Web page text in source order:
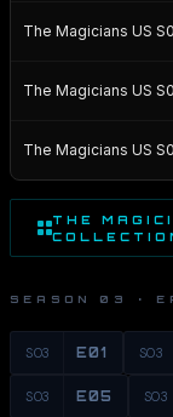
The Magicians US
THE
SEASON 03 ·
S03 E01 S03
S03 E05 S03